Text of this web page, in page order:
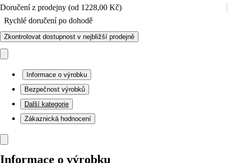
Doručení z prodejny (od 1228,00 Kč)
Rychlé doručení po dohodě
Zkontrolovat dostupnost v nejbližší prodejně
Informace o výrobku
Bezpečnost výrobků
Další kategorie
Zákaznická hodnocení
Informace o výrobku